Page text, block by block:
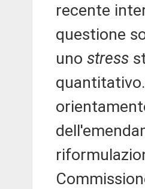
recente
questione
uno stress